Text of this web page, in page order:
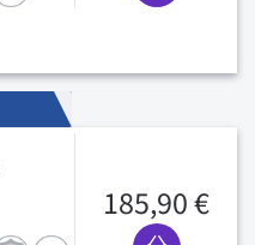
185,90 €